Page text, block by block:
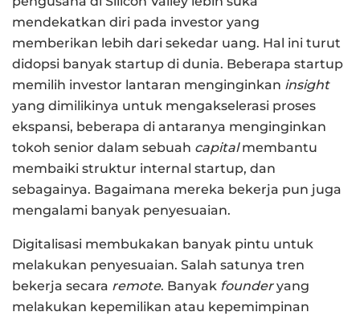
mendekatkan diri pada investor yang
memberikan lebih dari sekedar uang. Hal ini turut
didopsi banyak startup di dunia. Beberapa startup
memilih investor lantaran menginginkan insight
yang dimilikinya untuk mengakselerasi proses
ekspansi, beberapa di antaranya menginginkan
tokoh senior dalam sebuah capitalmembantu
membaiki struktur internal startup, dan
sebagainya. Bagaimana mereka bekerja pun juga
mengalami banyak penyesuaian.
Digitalisasi membukakan banyak pintu untuk
melakukan penyesuaian. Salah satunya tren
bekerja secara remote. Banyak founderyang
melakukan kepemilikan atau kepemimpinan